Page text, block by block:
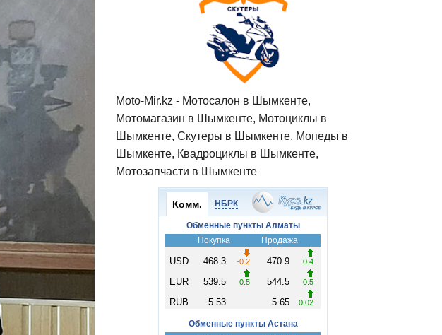
Moto-Mir.kz - Мотосалон в Шымкенте,
Мотомагазин в Шымкенте, Мотоциклы в
Шымкенте, Скутеры в Шымкенте, Мопеды в
Шымкенте, Квадроциклы в Шымкенте,
Мотозапчасти в Шымкенте